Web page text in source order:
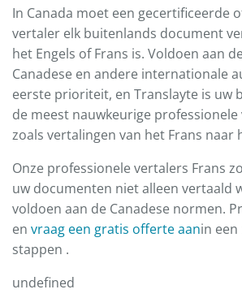
In Canada moet een gecertificeerde
vertaler elk buitenlands document
het Engels of Frans is. Voldoen aan
Canadese en andere internationale
eerste prioriteit, en Translayte is uw
de meest nauwkeurige
zoals vertalingen van het Frans naar
Onze professionele vertalers Frans
uw documenten niet alleen vertaald
voldoen aan de Canadese normen.
en vraag een gratis offerte aanin
stappen .
undefined